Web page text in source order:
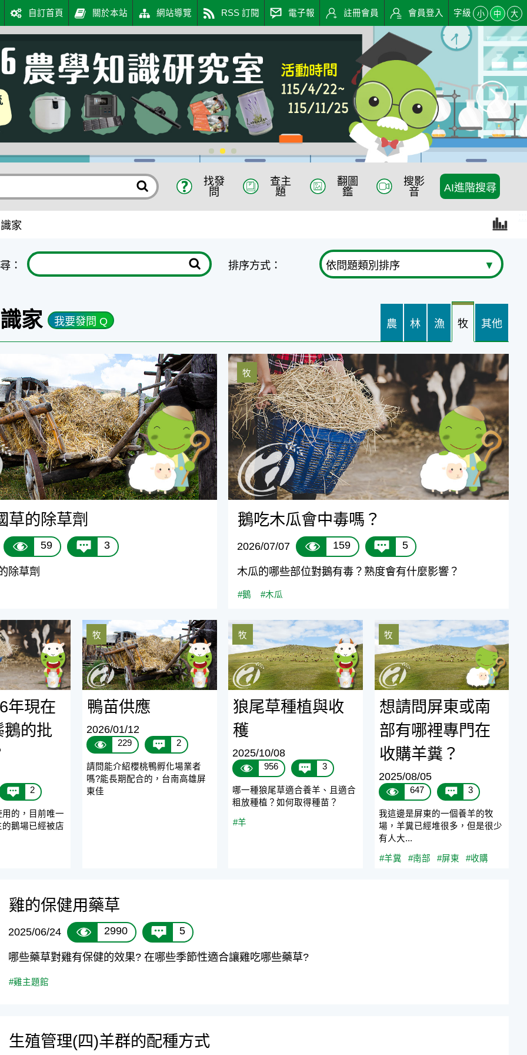
自訂首頁 關於本站 網站導覽 RSS 訂閱 電子報 註冊會員 會員登入 字級 小 中 大
找發
問
查主
題
翻圖
鑑
搜影
音
AI進階搜尋
家
： 排序方式：
家 我要發問 Q 農 林 漁 牧 其他
草的除草劑
59 3
除草劑
鵝吃木瓜會中毒嗎？
牧
鵝吃木瓜會中毒嗎？
2026/07/07 159 5
木瓜的哪些部位對鵝有毒？熟度會有什麼影響？
#鵝 #木瓜
還有烏鬃鵝的批發商嗎？
年現在
鵝的批
2
的，目前唯一
鵝場已經被店
鴨苗供應
牧
鴨苗供應
2026/01/12
229 2
請問能介紹櫻桃鴨孵化場業者
嗎?能長期配合的，台南高雄屏
東佳
狼尾草種植與收穫
牧
狼尾草種植與收
穫
2025/10/08
956 3
哪一種狼尾草適合養羊、且適合
粗放種植？如何取得種苗？
#羊
想請問屏東或南部有哪裡專門在
牧
想請問屏東或南
部有哪裡專門在
收購羊糞？
2025/08/05
647 3
我這邊是屏東的一個養羊的牧
場，羊糞已經堆很多，但是很少
有人大...
#羊糞 #南部 #屏東 #收購
雞的保健用藥草
2025/06/24 2990 5
哪些藥草對雞有保健的效果? 在哪些季節性適合讓雞吃哪些藥草?
#雞主題館
生殖管理(四)羊群的配種方式